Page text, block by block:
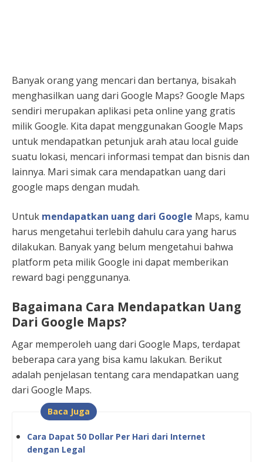
Banyak orang yang mencari dan bertanya, bisakah
menghasilkan uang dari Google Maps? Google Maps
sendiri merupakan aplikasi peta online yang gratis
milik Google. Kita dapat menggunakan Google Maps
untuk mendapatkan petunjuk arah atau local guide
suatu lokasi, mencari informasi tempat dan bisnis dan
lainnya. Mari simak cara mendapatkan uang dari
google maps dengan mudah.
Untuk mendapatkan uang dari Google Maps, kamu
harus mengetahui terlebih dahulu cara yang harus
dilakukan. Banyak yang belum mengetahui bahwa
platform peta milik Google ini dapat memberikan
reward bagi penggunanya.
Bagaimana Cara Mendapatkan Uang
Dari Google Maps?
Agar memperoleh uang dari Google Maps, terdapat
beberapa cara yang bisa kamu lakukan. Berikut
adalah penjelasan tentang cara mendapatkan uang
dari Google Maps.
Baca Juga
Cara Dapat 50 Dollar Per Hari dari Internet
dengan Legal